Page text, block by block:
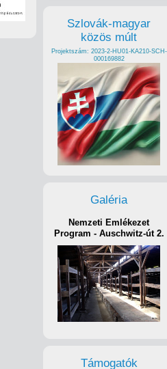
Szlovák-magyar
közös múlt
Projektszám: 2023-2-HU01-KA210-SCH-
000169882
Galéria
Nemzeti Emlékezet
Program - Auschwitz-út 2.
Támogatók